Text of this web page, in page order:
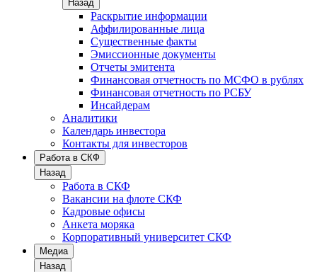
Назад
Раскрытие информации
Аффилированные лица
Существенные факты
Эмиссионные документы
Отчеты эмитента
Финансовая отчетность по МСФО в рублях
Финансовая отчетность по РСБУ
Инсайдерам
Аналитики
Календарь инвестора
Контакты для инвесторов
Работа в СКФ
Назад
Работа в СКФ
Вакансии на флоте СКФ
Кадровые офисы
Анкета моряка
Корпоративный университет СКФ
Медиа
Назад